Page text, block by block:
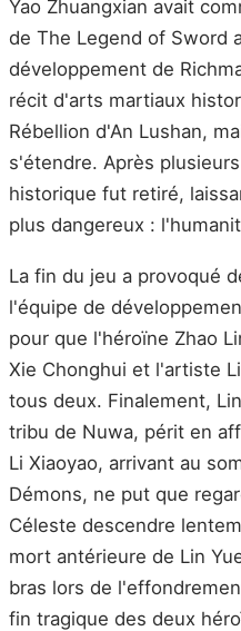
Yao Zhuangxian avait
de The Legend of Sword
développement de
récit d'arts martiaux
Rébellion d'An Lushan,
s'étendre. Après
historique fut retiré,
plus dangereux :
La fin du jeu a provoqué
l'équipe de
pour que l'héroïne Zhao
Xie Chonghui et l'artiste
tous deux. Finalement,
tribu de Nuwa, périt en
Li Xiaoyao, arrivant au
Démons, ne put que
Céleste descendre
mort antérieure de Lin
bras lors de
fin tragique des deux